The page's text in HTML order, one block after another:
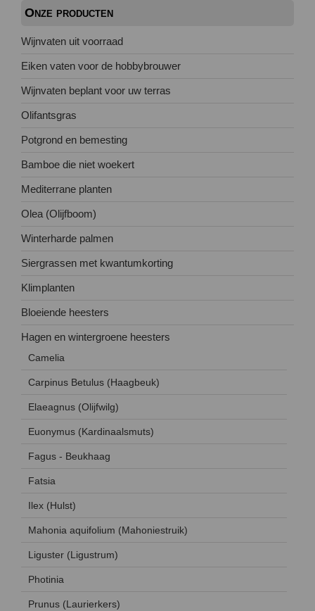
Onze producten
Wijnvaten uit voorraad
Eiken vaten voor de hobbybrouwer
Wijnvaten beplant voor uw terras
Olifantsgras
Potgrond en bemesting
Bamboe die niet woekert
Mediterrane planten
Olea (Olijfboom)
Winterharde palmen
Siergrassen met kwantumkorting
Klimplanten
Bloeiende heesters
Hagen en wintergroene heesters
Camelia
Carpinus Betulus (Haagbeuk)
Elaeagnus (Olijfwilg)
Euonymus (Kardinaalsmuts)
Fagus - Beukhaag
Fatsia
Ilex (Hulst)
Mahonia aquifolium (Mahoniestruik)
Liguster (Ligustrum)
Photinia
Prunus (Laurierkers)